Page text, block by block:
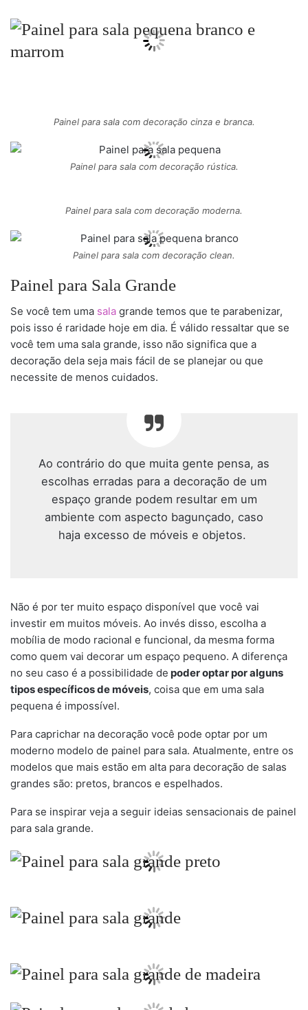
Painel para sala com decoração cinza e branca.
Painel para sala com decoração rústica.
Painel para sala com decoração moderna.
Painel para sala com decoração clean.
Painel para Sala Grande
Se você tem uma sala grande temos que te parabenizar,
pois isso é raridade hoje em dia. É válido ressaltar que se
você tem uma sala grande, isso não significa que a
decoração dela seja mais fácil de se planejar ou que
necessite de menos cuidados.
Ao contrário do que muita gente pensa, as
escolhas erradas para a decoração de um
espaço grande podem resultar em um
ambiente com aspecto bagunçado, caso
haja excesso de móveis e objetos.
Não é por ter muito espaço disponível que você vai
investir em muitos móveis. Ao invés disso, escolha a
mobília de modo racional e funcional, da mesma forma
como quem vai decorar um espaço pequeno. A diferença
no seu caso é a possibilidade de poder optar por alguns
tipos específicos de móveis, coisa que em uma sala
pequena é impossível.
Para caprichar na decoração você pode optar por um
moderno modelo de painel para sala. Atualmente, entre os
modelos que mais estão em alta para decoração de salas
grandes são: pretos, brancos e espelhados.
Para se inspirar veja a seguir ideias sensacionais de painel
para sala grande.